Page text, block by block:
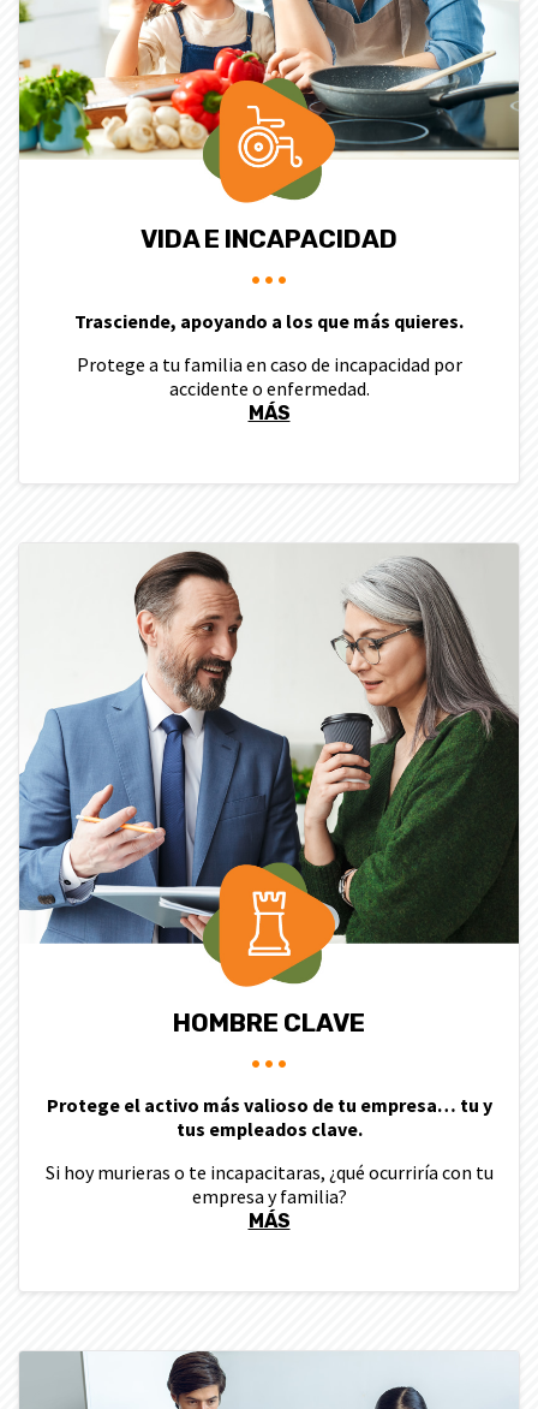
VIDA E INCAPACIDAD
Trasciende, apoyando a los que más quieres.
Protege a tu familia en caso de incapacidad por
accidente o enfermedad.
MÁS
HOMBRE CLAVE
Protege el activo más valioso de tu empresa… tu y
tus empleados clave.
Si hoy murieras o te incapacitaras, ¿qué ocurriría con tu
empresa y familia?
MÁS